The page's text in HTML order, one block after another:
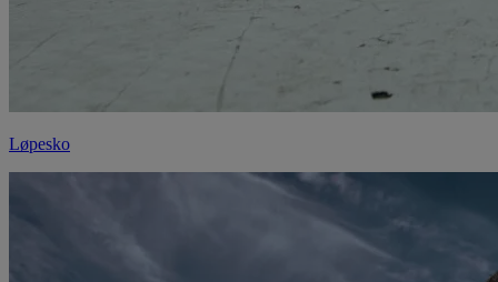
Løpesko